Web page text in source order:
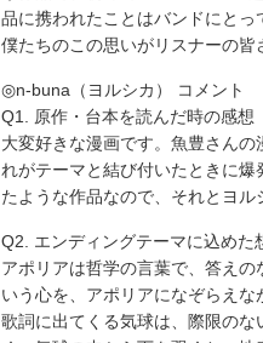
品に携われたことはバンドにとっ
僕たちのこの思いがリスナーの皆
◎n-buna（ヨルシカ） コメント
Q1. 原作・台本を読んだ時の感想
大変好きな漫画です。魚豊さん
れがテーマと結び付いたときに
たような作品なので、それとヨル
Q2. エンディングテーマに込めた
アポリアは哲学の言葉で、答え
いう心を、アポリアになぞらえな
歌詞に出てくる気球は、際限の